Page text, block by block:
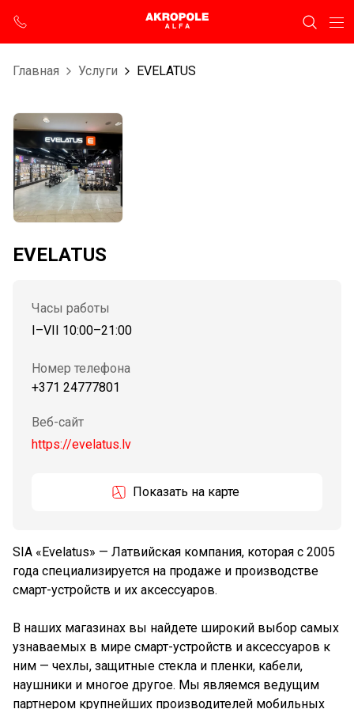
Главная Услуги EVELATUS
EVELATUS
Часы работы
I–VII 10:00–21:00
Номер телефона
+371 24777801
Веб-сайт
https://evelatus.lv
Показать на карте
SIA «Evelatus» — Латвийская компания, которая с 2005
года специализируется на продаже и производстве
смарт-устройств и их аксессуаров.
В наших магазинах вы найдете широкий выбор самых
узнаваемых в мире смарт-устройств и аксессуаров к
ним — чехлы, защитные стекла и пленки, кабели,
наушники и многое другое. Мы являемся ведущим
партнером крупнейших производителей мобильных